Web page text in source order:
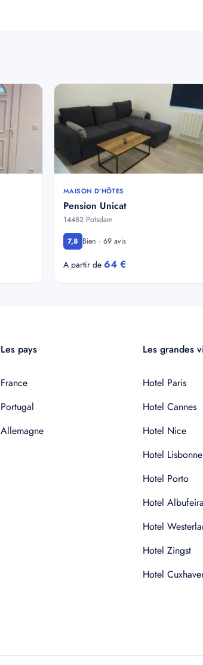
MAISON D'HÔTES
Pension Unicat
14482 Potsdam
7,8 Bien · 69 avis
A partir de 64 €
Les pays
France
Portugal
Allemagne
Les grandes
Hotel Paris
Hotel Cannes
Hotel Nice
Hotel Lisbonne
Hotel Porto
Hotel Albufeira
Hotel
Hotel Zingst
Hotel